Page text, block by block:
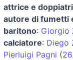
attrice e
autore di fumetti
baritono: Giorgio
calciatore: Diego
Pierluigi Pagni (